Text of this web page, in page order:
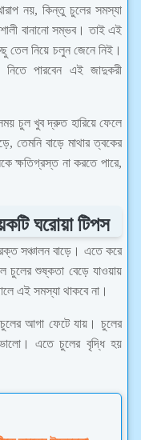
নয়, কিন্তু চুলের সমস্যা
বানানো সম্ভব। তাই এই
তেল নিয়ে চলুন জেনে নিই।
নিতে পারবেন এই জাদুকরী
সময় চুল খুব দ্রুত হারিয়ে ফেলে
তেমনি বাড়ে মাথার ত্বকের
ক্ষতিগ্রস্ত না করতে পারে,
ঘরোয়া টিপস
সঞ্চালন বাড়ে। এতে করে
চুলের শুষ্কতা বেড়ে যাওয়ায়
এই সমস্যা থাকবে না।
আগা ফেটে যায়। চুলের
এতে চুলের বৃদ্ধি হয়